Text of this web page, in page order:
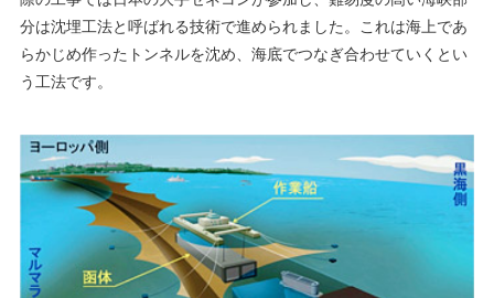
分は沈埋工法と呼ばれる技術で進められました。これは海上であ
らかじめ作ったトンネルを沈め、海底でつなぎ合わせていくとい
う工法です。